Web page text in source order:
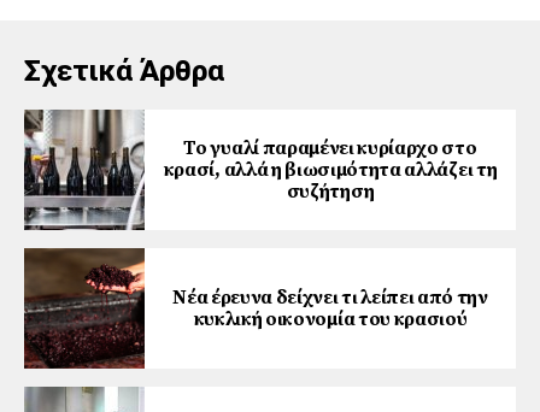
Σχετικά Άρθρα
Το γυαλί παραμένει κυρίαρχο στο
κρασί, αλλά η βιωσιμότητα αλλάζει τη
συζήτηση
Νέα έρευνα δείχνει τι λείπει από την
κυκλική οικονομία του κρασιού